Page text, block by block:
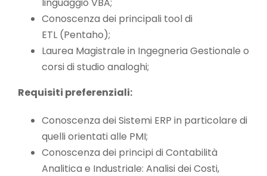
Conoscenza dei principali tool di
ETL (Pentaho);
Laurea Magistrale in Ingegneria Gestionale o
corsi di studio analoghi;
Requisiti preferenziali:
Conoscenza dei Sistemi ERP in particolare di
quelli orientati alle PMI;
Conoscenza dei principi di Contabilità
Analitica e Industriale: Analisi dei Costi,